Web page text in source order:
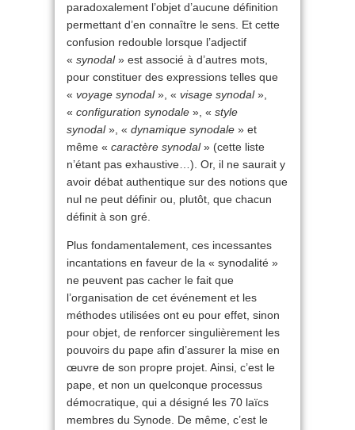
paradoxalement l’objet d’aucune définition
permettant d’en connaître le sens. Et cette
confusion redouble lorsque l’adjectif
« synodal» est associé à d’autres mots,
pour constituer des expressions telles que
« voyage synodal», « visage synodal»,
« configuration synodale », « style
synodal», « dynamique synodale » et
même « caractère synodal» (cette liste
n’étant pas exhaustive…). Or, il ne saurait y
avoir débat authentique sur des notions que
nul ne peut définir ou, plutôt, que chacun
définit à son gré.
Plus fondamentalement, ces incessantes
incantations en faveur de la « synodalité »
ne peuvent pas cacher le fait que
l’organisation de cet événement et les
méthodes utilisées ont eu pour effet, sinon
pour objet, de renforcer singulièrement les
pouvoirs du pape afin d’assurer la mise en
œuvre de son propre projet. Ainsi, c’est le
pape, et non un quelconque processus
démocratique, qui a désigné les 70 laïcs
membres du Synode. De même, c’est le